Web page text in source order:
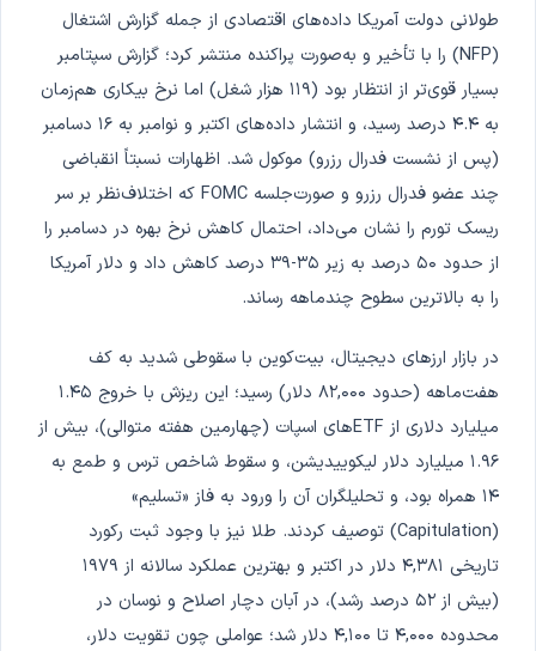
طولانی دولت آمریکا داده‌های اقتصادی از جمله گزارش اشتغال
(NFP) را با تأخیر و به‌صورت پراکنده منتشر کرد؛ گزارش سپتامبر
بسیار قوی‌تر از انتظار بود (۱۱۹ هزار شغل) اما نرخ بیکاری هم‌زمان
به ۴.۴ درصد رسید، و انتشار داده‌های اکتبر و نوامبر به ۱۶ دسامبر
(پس از نشست فدرال رزرو) موکول شد. اظهارات نسبتاً انقباضی
چند عضو فدرال رزرو و صورت‌جلسه FOMC که اختلاف‌نظر بر سر
ریسک تورم را نشان می‌داد، احتمال کاهش نرخ بهره در دسامبر را
از حدود ۵۰ درصد به زیر ۳۵-۳۹ درصد کاهش داد و دلار آمریکا
را به بالاترین سطوح چندماهه رساند.
در بازار ارزهای دیجیتال، بیت‌کوین با سقوطی شدید به کف
هفت‌ماهه (حدود ۸۲,۰۰۰ دلار) رسید؛ این ریزش با خروج ۱.۴۵
میلیارد دلاری از ETFهای اسپات (چهارمین هفته متوالی)، بیش از
۱.۹۶ میلیارد دلار لیکوییدیشن، و سقوط شاخص ترس و طمع به
۱۴ همراه بود، و تحلیلگران آن را ورود به فاز «تسلیم»
(Capitulation) توصیف کردند. طلا نیز با وجود ثبت رکورد
تاریخی ۴,۳۸۱ دلار در اکتبر و بهترین عملکرد سالانه از ۱۹۷۹
(بیش از ۵۲ درصد رشد)، در آبان دچار اصلاح و نوسان در
محدوده ۴,۰۰۰ تا ۴,۱۰۰ دلار شد؛ عواملی چون تقویت دلار،